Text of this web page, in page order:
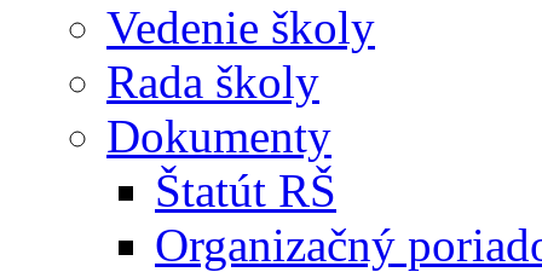
Vedenie školy
Rada školy
Dokumenty
Štatút RŠ
Organizačný